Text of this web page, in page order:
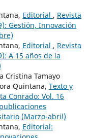
Editorial , Revista
Gestión, Innovación
Editorial , Revista
A 15 años de la
Cristina Tamayo
Quintana, Texto y
Conrado: Vol. 16
(Marzo-abril)
Editorial: